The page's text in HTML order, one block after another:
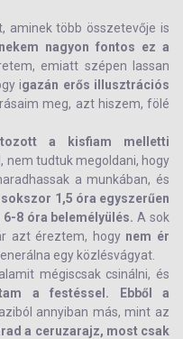
aminek több összetevője is
nekem nagyon fontos ez a
emiatt szépen lassan
igazán erős illusztrációs
meg, azt hiszem, fölé
a kisfiam melletti
nem tudtuk megoldani, hogy
a munkában, és
sokszor 1,5 óra egyszerűen
8 óra belemélyülés. A sok
azt éreztem, hogy nem ér
egy közlésvágyat.
mégiscsak csinálni, és
a festéssel. Ebből a
annyiban más, mint az
a ceruzarajz, most csak